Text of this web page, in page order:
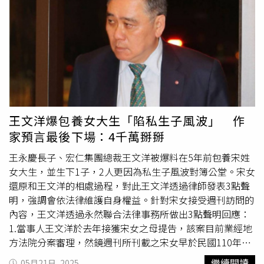
「如果妳了解我是花心的人，也不要對我失望和離開」，換
句話說，如果女方誤解他或者失望，甚至因而分開，「那妳
就是不好的人」。欣西亞分析，「那妳就是我的了」透露出
支配型或控制型人格，是一種控制情緒先行、關係認定快速
的傾向，在2個人都還沒正式確認關係，呂秋遠已經用這句
話框住女生，讓女生不會去再發展其他異性關係。另外，
「這樣我可能就是妳最後一個男人」背後隱藏含義為「妳不
能再跟其它男人有異性關係」，諷刺的是，他是女方最後一
個男人，但女方不見得是他最後一個女人。欣西亞認為，光
是這3句話，用在對呂秋遠心生愛慕的林女身上，絕對有
效，也達到操控的目的，只是他萬萬沒料到，女生最後跳脫
他的劇本，生出一個孩子要來綁住他。
王文洋爆包養女大生「陷私生子風波」 作
家預言最後下場：4千萬掰掰
王永慶長子、宏仁集團總裁王文洋被爆料在5年前包養宋姓
女大生，並生下1子，2人更因為私生子風波對簿公堂。宋女
還原和王文洋的相處過程，對此王文洋透過律師發表3點聲
明，強調會依法律維護自身權益。針對宋女接受週刊訪問的
內容，王文洋透過永然聯合法律事務所做出3點聲明回應：
1.當事人王文洋於去年接獲宋女之母提告，該案目前業經地
方法院分案審理，然鏡週刊所刊載之宋女早於民國110年
間，即由宋母向法院聲請停止宋女的親權，地方法院裁定停